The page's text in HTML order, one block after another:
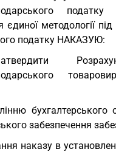
єдиної методології
податку НАКАЗУЮ:
бухгалтерського
забезпечення
наказу в